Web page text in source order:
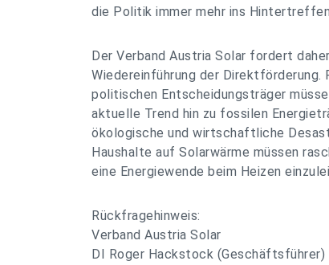
die Politik immer mehr ins
Der Verband Austria Solar fordert
Wiedereinführung der Direktförderung.
politischen Entscheidungsträger
aktuelle Trend hin zu fossilen
ökologische und wirtschaftliche
Haushalte auf Solarwärme müssen
eine Energiewende beim Heizen
Rückfragehinweis:
Verband Austria Solar
DI Roger Hackstock (Geschäftsführer)